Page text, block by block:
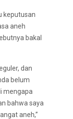
keputusan
aneh
bakal
dan
belum
mengapa
bahwa saya
aneh,”